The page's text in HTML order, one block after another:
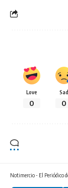
Love
0
Sad
0
Notimercio - El Periódico